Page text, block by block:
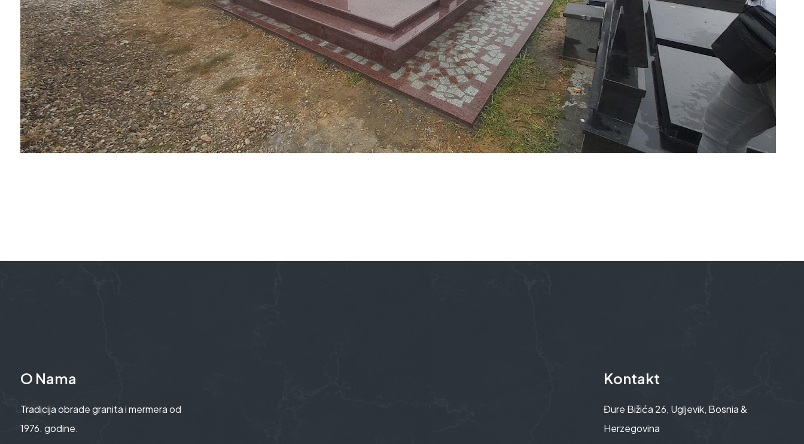
O Nama
Tradicija obrade granita i mermera od
1976. godine.
Kontakt
Đure Bižića 26, Ugljevik, Bosnia &
Herzegovina